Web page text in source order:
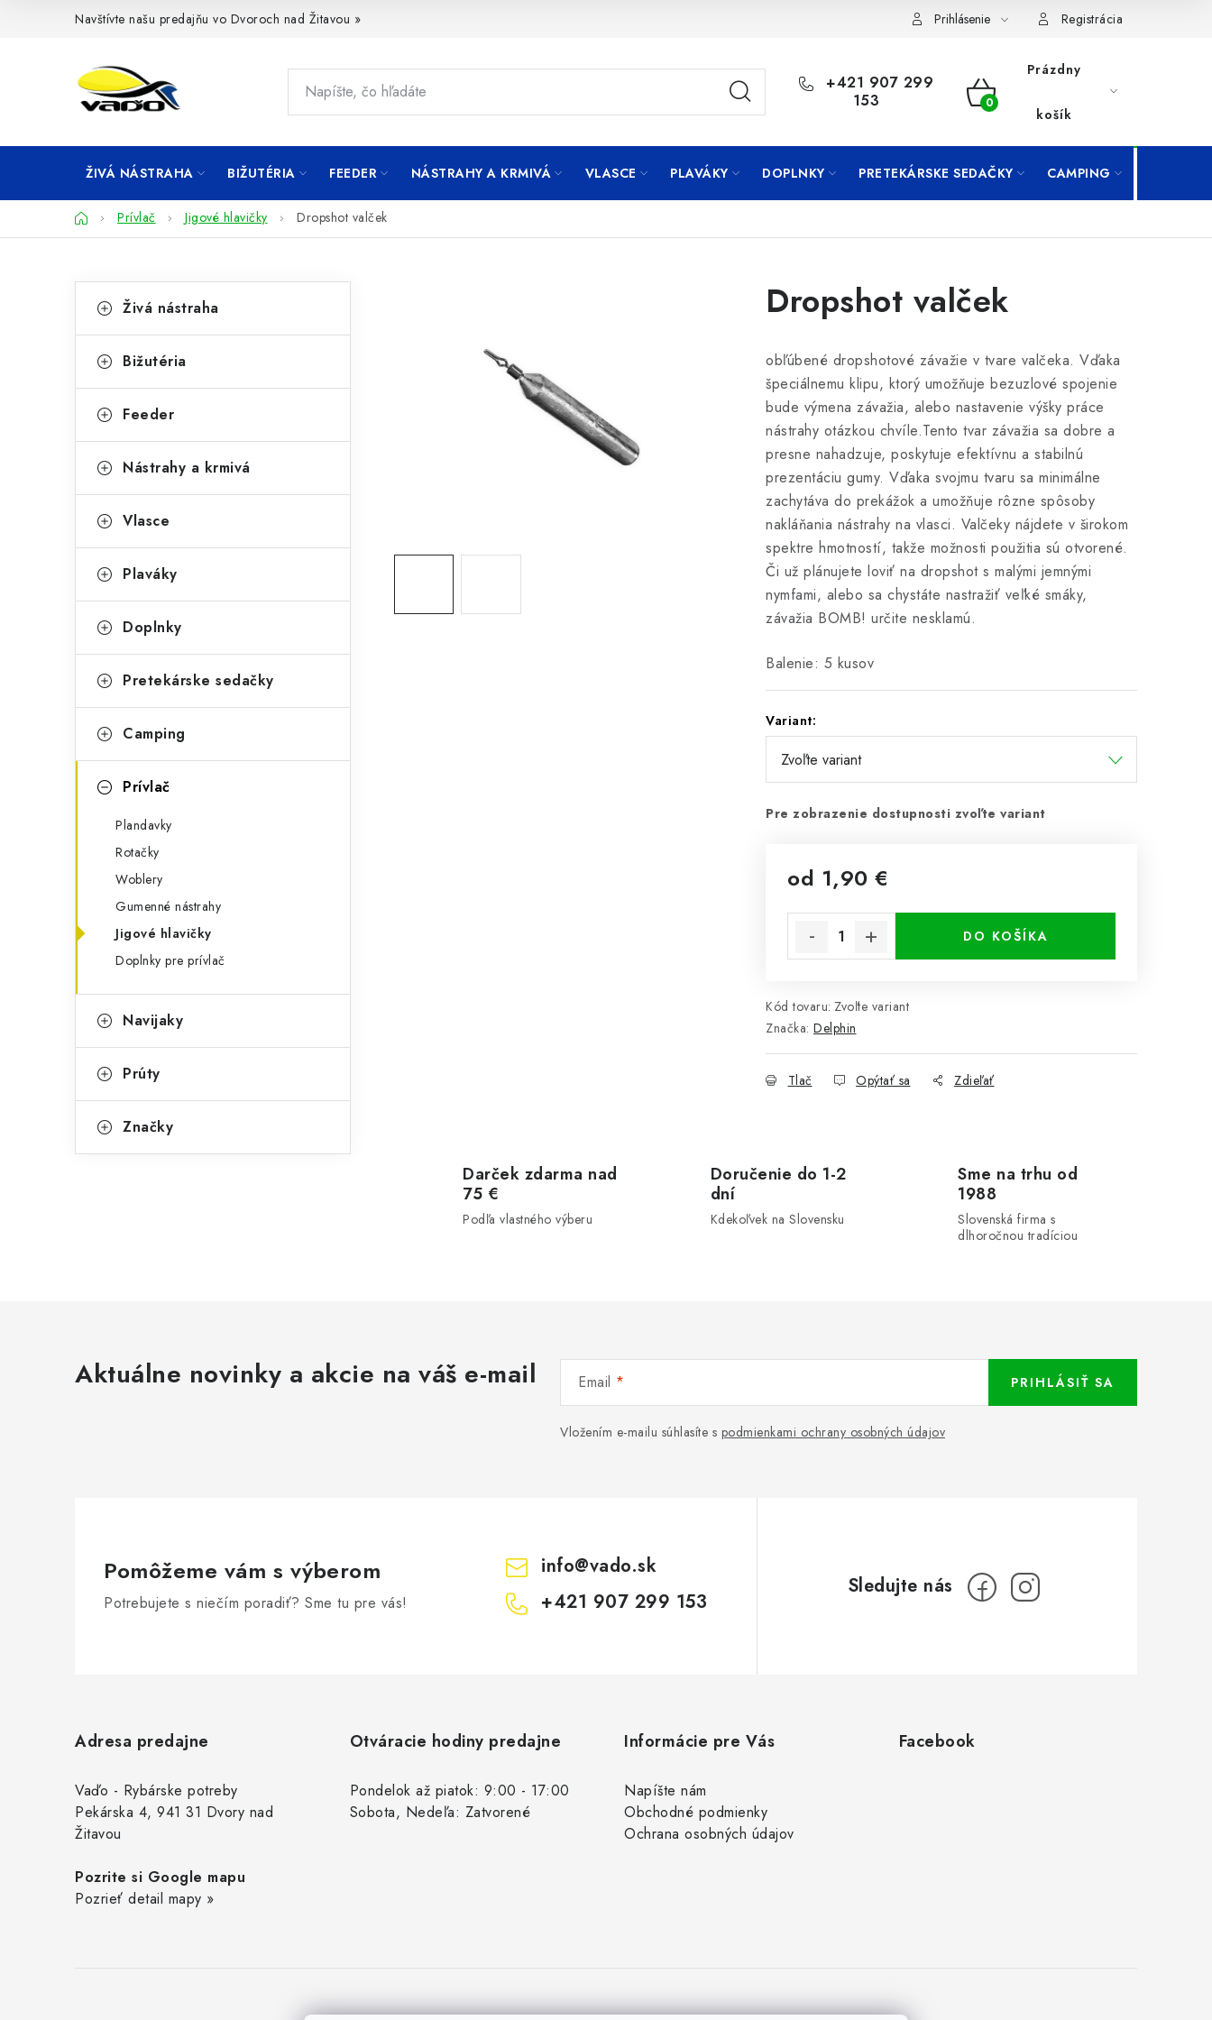
Navštívte našu predajňu vo Dvoroch nad Žitavou » Prihlásenie Registrácia
+421 907 299
153
NÁKUPNÝ
Prázdny
košík
ŽIVÁ NÁSTRAHA BIŽUTÉRIA FEEDER NÁSTRAHY A KRMIVÁ VLASCE PLAVÁKY DOPLNKY PRETEKÁRSKE SEDAČKY CAMPING
DomovPrívlač Jigové hlavičky Dropshot valček
o
n
ý
a
n
l
kategórie
a
e
ó
i
Živá nástraha
Bižutéria
Feeder
Nástrahy a krmivá
Vlasce
Plaváky
Doplnky
Pretekárske sedačky
Camping
Prívlač
Plandavky
Rotačky
Woblery
Gumenné nástrahy
Jigové hlavičky
Doplnky pre prívlač
Navijaky
Prúty
Značky
Dropshot valček
obľúbené dropshotové závažie v tvare valčeka. Vďaka
špeciálnemu klipu, ktorý umožňuje bezuzlové spojenie
bude výmena závažia, alebo nastavenie výšky práce
nástrahy otázkou chvíle.Tento tvar závažia sa dobre a
presne nahadzuje, poskytuje efektívnu a stabilnú
prezentáciu gumy. Vďaka svojmu tvaru sa minimálne
zachytáva do prekážok a umožňuje rôzne spôsoby
nakláňania nástrahy na vlasci. Valčeky nájdete v širokom
spektre hmotností, takže možnosti použitia sú otvorené.
Či už plánujete loviť na dropshot s malými jemnými
nymfami, alebo sa chystáte nastražiť veľké smáky,
závažia BOMB! určite nesklamú.
Balenie: 5 kusov
Variant:
Pre zobrazenie dostupnosti zvoľte variant
od 1,90 €
DO KOŠÍKA
Kód tovaru: Zvoľte variant
Značka: Delphin
Tlač Opýtať sa Zdieľať
Darček zdarma nad
75 €
Podľa vlastného výberu
Doručenie do 1-2
dní
Kdekoľvek na Slovensku
Sme na trhu od
1988
Slovenská firma s
dlhoročnou tradíciou
Aktuálne novinky a akcie na váš e-mail Email
Vložením e-mailu súhlasíte s podmienkami ochrany osobných údajov
PRIHLÁSIŤ SA
Pomôžeme vám s výberom
Potrebujete s niečím poradiť? Sme tu pre vás!
info@vado.sk
+421 907 299 153
Adresa predajne
Vaďo - Rybárske potreby
Pekárska 4, 941 31 Dvory nad
Žitavou
Pozrite si Google mapu
Pozrieť detail mapy »
Otváracie hodiny predajne
Pondelok až piatok: 9:00 - 17:00
Sobota, Nedeľa: Zatvorené
Informácie pre Vás
Napíšte nám
Obchodné podmienky
Ochrana osobných údajov
Facebook